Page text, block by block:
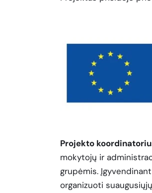
Projekto
mokytojų ir
grupėmis.
organizuoti